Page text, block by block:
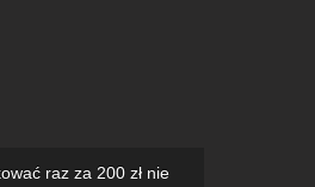
raz za 200 zł nie